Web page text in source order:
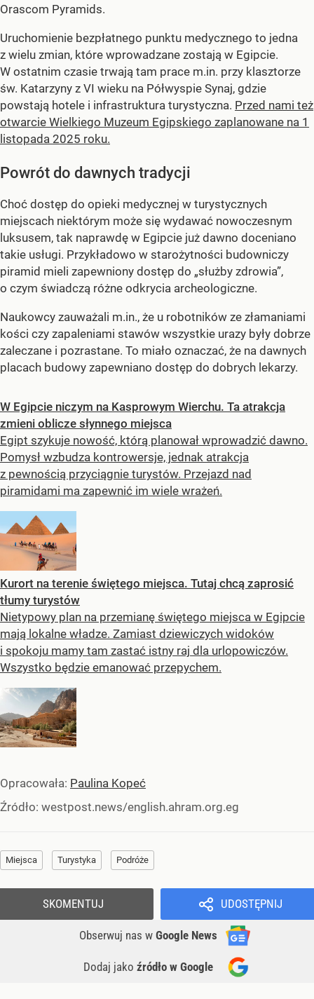
Orascom Pyramids.
Uruchomienie bezpłatnego punktu medycznego to jedna
z wielu zmian, które wprowadzane zostają w Egipcie.
W ostatnim czasie trwają tam prace m.in. przy klasztorze
św. Katarzyny z VI wieku na Półwyspie Synaj, gdzie
powstają hotele i infrastruktura turystyczna. Przed nami też
otwarcie Wielkiego Muzeum Egipskiego zaplanowane na 1
listopada 2025 roku.
Powrót do dawnych tradycji
Choć dostęp do opieki medycznej w turystycznych
miejscach niektórym może się wydawać nowoczesnym
luksusem, tak naprawdę w Egipcie już dawno doceniano
takie usługi. Przykładowo w starożytności budowniczy
piramid mieli zapewniony dostęp do „służby zdrowia”,
o czym świadczą różne odkrycia archeologiczne.
Naukowcy zauważali m.in., że u robotników ze złamaniami
kości czy zapaleniami stawów wszystkie urazy były dobrze
zaleczane i pozrastane. To miało oznaczać, że na dawnych
placach budowy zapewniano dostęp do dobrych lekarzy.
W Egipcie niczym na Kasprowym Wierchu. Ta atrakcja
zmieni oblicze słynnego miejsca
Egipt szykuje nowość, którą planował wprowadzić dawno.
Pomysł wzbudza kontrowersje, jednak atrakcja
z pewnością przyciągnie turystów. Przejazd nad
piramidami ma zapewnić im wiele wrażeń.
Kurort na terenie świętego miejsca. Tutaj chcą zaprosić
tłumy turystów
Nietypowy plan na przemianę świętego miejsca w Egipcie
mają lokalne władze. Zamiast dziewiczych widoków
i spokoju mamy tam zastać istny raj dla urlopowiczów.
Wszystko będzie emanować przepychem.
Opracowała: Paulina Kopeć
Źródło: westpost.news/english.ahram.org.eg
Miejsca Turystyka Podróże
UDOSTĘPNIJ
Obserwuj nas w Google News
Dodaj jako źródło w Google
SKOMENTUJ